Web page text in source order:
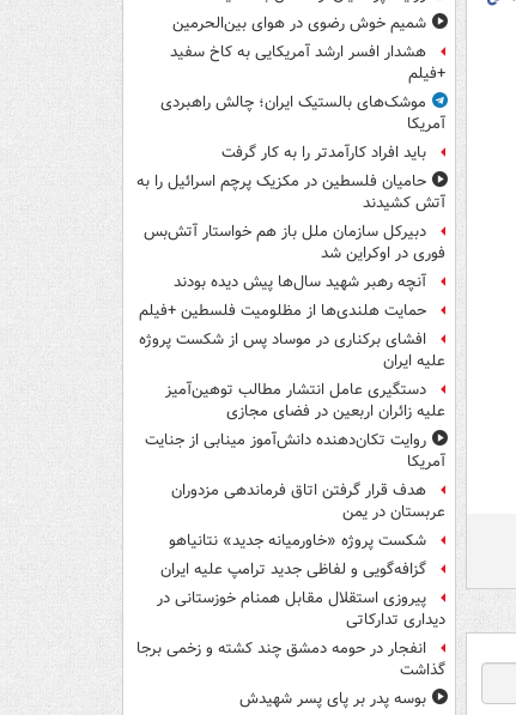
شمیم خوش رضوی در هوای بین‌الحرمین
هشدار افسر ارشد آمریکایی به کاخ سفید
+فیلم
موشک‌های بالستیک ایران؛ چالش راهبردی
آمریکا
باید افراد کارآمدتر را به کار گرفت
حامیان فلسطین در مکزیک پرچم اسرائیل را به
آتش کشیدند
دبیرکل سازمان ملل باز هم خواستار آتش‌بس
فوری در اوکراین شد
آنچه رهبر شهید سال‌ها پیش دیده بودند
حمایت هلندی‌ها از مظلومیت فلسطین +فیلم
افشای برکناری در موساد پس از شکست پروژه
علیه ایران
دستگیری عامل انتشار مطالب توهین‌آمیز
علیه زائران اربعین در فضای مجازی
روایت تکان‌دهنده دانش‌آموز مینابی از جنایت
آمریکا
هدف قرار گرفتن اتاق‌ فرماندهی مزدوران
عربستان در یمن
شکست پروژه «خاورمیانه جدید» نتانیاهو
گزافه‌گویی و لفاظی جدید ترامپ علیه ایران
پیروزی استقلال مقابل همنام خوزستانی در
دیداری تدارکاتی
انفجار در حومه دمشق چند کشته و زخمی برجا
گذاشت
بوسه‌ پدر بر پای پسر شهیدش